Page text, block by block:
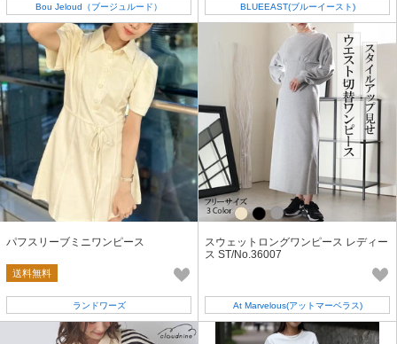
Bou Jeloud（ブージュルード） BLUEEAST(ブルーイースト)
パフスリーブミニワンピース
送料無料
ランドワーズ
スウェットロングワンピース レディー
ス ST/No.36007
At Marvelous(アットマーベラス)